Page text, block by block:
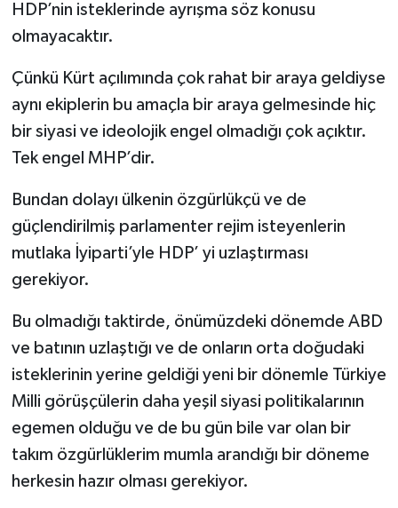
HDP’nin isteklerinde ayrışma söz konusu
olmayacaktır.
Çünkü Kürt açılımında çok rahat bir araya geldiyse
aynı ekiplerin bu amaçla bir araya gelmesinde hiç
bir siyasi ve ideolojik engel olmadığı çok açıktır.
Tek engel MHP’dir.
Bundan dolayı ülkenin özgürlükçü ve de
güçlendirilmiş parlamenter rejim isteyenlerin
mutlaka İyiparti’yle HDP’ yi uzlaştırması
gerekiyor.
Bu olmadığı taktirde, önümüzdeki dönemde ABD
ve batının uzlaştığı ve de onların orta doğudaki
isteklerinin yerine geldiği yeni bir dönemle Türkiye
Milli görüşçülerin daha yeşil siyasi politikalarının
egemen olduğu ve de bu gün bile var olan bir
takım özgürlüklerim mumla arandığı bir döneme
herkesin hazır olması gerekiyor.